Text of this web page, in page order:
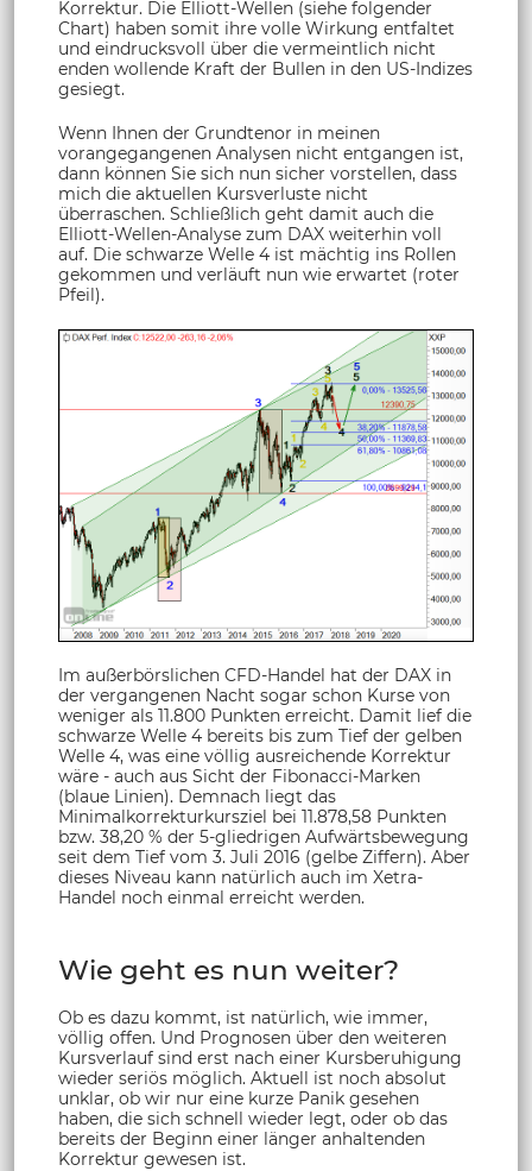
Korrektur. Die Elliott-Wellen (siehe folgender
Chart) haben somit ihre volle Wirkung entfaltet
und eindrucksvoll über die vermeintlich nicht
enden wollende Kraft der Bullen in den US-Indizes
gesiegt.
Wenn Ihnen der Grundtenor in meinen
vorangegangenen Analysen nicht entgangen ist,
dann können Sie sich nun sicher vorstellen, dass
mich die aktuellen Kursverluste nicht
überraschen. Schließlich geht damit auch die
Elliott-Wellen-Analyse zum DAX weiterhin voll
auf. Die schwarze Welle 4 ist mächtig ins Rollen
gekommen und verläuft nun wie erwartet (roter
Pfeil).
Im außerbörslichen CFD-Handel hat der DAX in
der vergangenen Nacht sogar schon Kurse von
weniger als 11.800 Punkten erreicht. Damit lief die
schwarze Welle 4 bereits bis zum Tief der gelben
Welle 4, was eine völlig ausreichende Korrektur
wäre - auch aus Sicht der Fibonacci-Marken
(blaue Linien). Demnach liegt das
Minimalkorrekturkursziel bei 11.878,58 Punkten
bzw. 38,20 % der 5-gliedrigen Aufwärtsbewegung
seit dem Tief vom 3. Juli 2016 (gelbe Ziffern). Aber
dieses Niveau kann natürlich auch im Xetra-
Handel noch einmal erreicht werden.
Wie geht es nun weiter?
Ob es dazu kommt, ist natürlich, wie immer,
völlig offen. Und Prognosen über den weiteren
Kursverlauf sind erst nach einer Kursberuhigung
wieder seriös möglich. Aktuell ist noch absolut
unklar, ob wir nur eine kurze Panik gesehen
haben, die sich schnell wieder legt, oder ob das
bereits der Beginn einer länger anhaltenden
Korrektur gewesen ist.